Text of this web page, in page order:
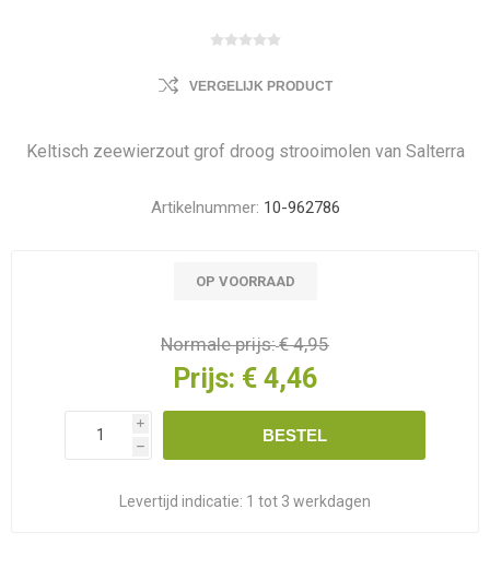
VERGELIJK PRODUCT
Keltisch zeewierzout grof droog strooimolen van Salterra
Artikelnummer: 10-962786
OP VOORRAAD
Normale prijs:€ 4,95
Prijs: € 4,46
i
h
BESTEL
Levertijd indicatie: 1 tot 3 werkdagen